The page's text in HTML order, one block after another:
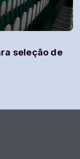
seleção de